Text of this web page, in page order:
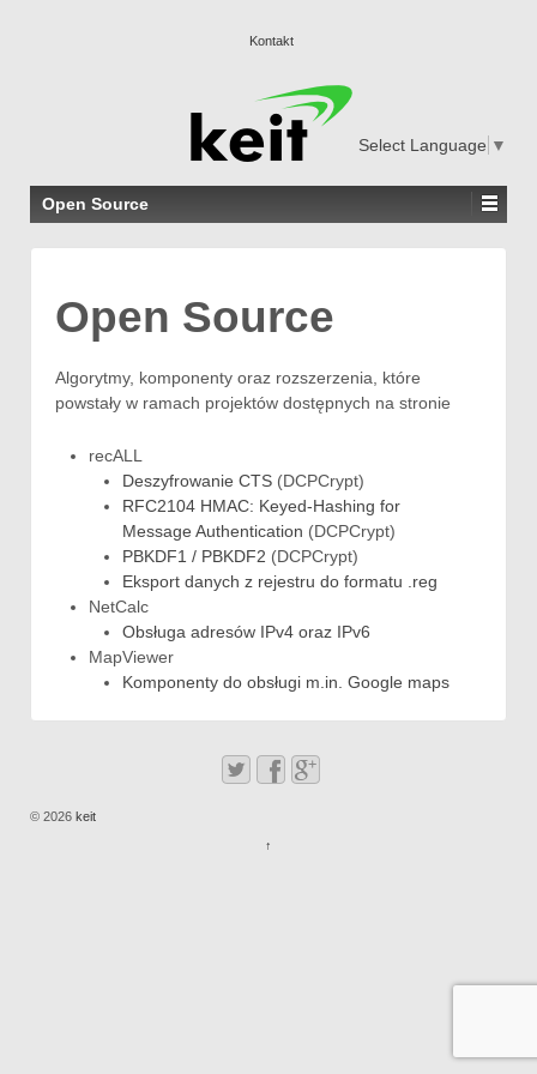
Kontakt
Select Language ▼
Open Source
Open Source
Algorytmy, komponenty oraz rozszerzenia, które
powstały w ramach projektów dostępnych na stronie
recALL
Deszyfrowanie CTS (DCPCrypt)
RFC2104 HMAC: Keyed-Hashing for
Message Authentication (DCPCrypt)
PBKDF1 / PBKDF2 (DCPCrypt)
Eksport danych z rejestru do formatu .reg
NetCalc
Obsługa adresów IPv4 oraz IPv6
MapViewer
Komponenty do obsługi m.in. Google maps
© 2026 keit
↑